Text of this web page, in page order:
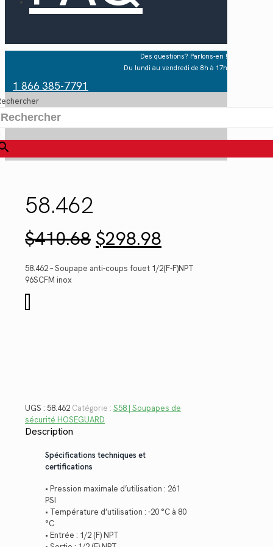
Des questions? Parlons-en !
Du lundi au vendredi de 8h à 17h
1 866 385-7791
58.462
$410.68 Le
prix
initial
était :
$298.98prix
actuel
est :
58.462 – Soupape anti-coups fouet 1/2(F-F)NPT
96SCFM inox
de
UGS : 58.462 Catégorie : S58 | Soupapes de
sécurité HOSEGUARD
Description
Spécifications techniques et
certifications
• Pression maximale d’utilisation : 261
PSI
• Température d’utilisation : -20 °C à 80
°C
• Entrée : 1/2 (F) NPT